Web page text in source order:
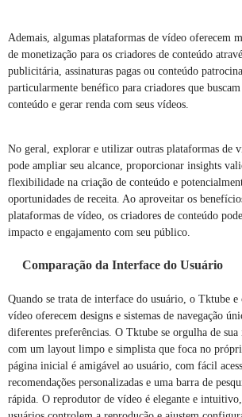
Ademais, algumas plataformas de vídeo oferecem
de monetização para os criadores de conteúdo
publicitária, assinaturas pagas ou conteúdo
particularmente benéfico para criadores que
conteúdo e gerar renda com seus vídeos.
No geral, explorar e utilizar outras plataformas de
pode ampliar seu alcance, proporcionar insights
flexibilidade na criação de conteúdo e
oportunidades de receita. Ao aproveitar os
plataformas de vídeo, os criadores de conteúdo
impacto e engajamento com seu público.
Comparação da Interface do Usuário
Quando se trata de interface do usuário, o Tktube e
vídeo oferecem designs e sistemas de navegação
diferentes preferências. O Tktube se orgulha de
com um layout limpo e simplista que foca no
página inicial é amigável ao usuário, com fácil
recomendações personalizadas e uma barra de
rápida. O reprodutor de vídeo é elegante e